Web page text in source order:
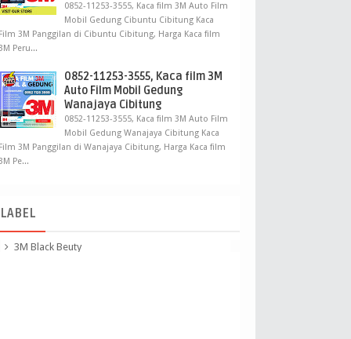
0852-11253-3555, Kaca film 3M Auto Film
Mobil Gedung Cibuntu Cibitung Kaca
Film 3M Panggilan di Cibuntu Cibitung, Harga Kaca film
Peru...
0852-11253-3555, Kaca film 3M
Auto Film Mobil Gedung
Wanajaya Cibitung
0852-11253-3555, Kaca film 3M Auto Film
Mobil Gedung Wanajaya Cibitung Kaca
Film 3M Panggilan di Wanajaya Cibitung, Harga Kaca film
Pe...
LABEL
3M Black Beuty